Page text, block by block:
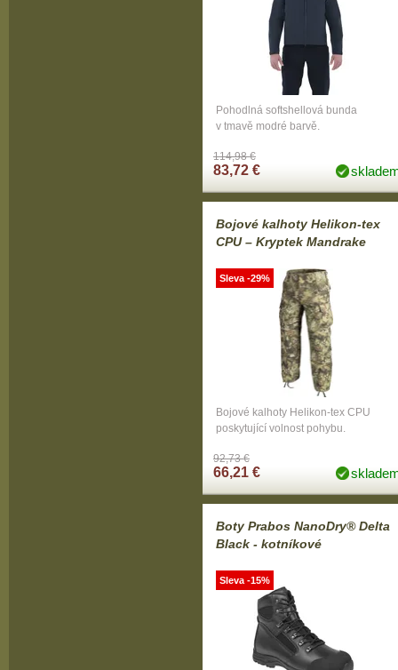
Pohodlná softshellová bunda
v tmavě modré barvě.
114,98 €
83,72 €
Bojové kalhoty Helikon-tex
CPU – Kryptek Mandrake
Bojové kalhoty Helikon-tex CPU
poskytující volnost pohybu.
92,73 €
66,21 €
Sleva -29%
Boty Prabos NanoDry® Delta
Black - kotníkové
Sleva -15%